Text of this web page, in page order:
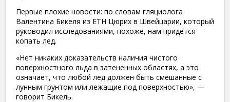
Первые плохие новости: по словам гляциолога
Валентина Бикеля из ETH Цюрих в Швейцарии, который
руководил исследованиями, похоже, нам придется
копать лед.
«Нет никаких доказательств наличия чистого
поверхностного льда в затененных областях, а это
означает, что любой лед должен быть смешанные с
лунным грунтом или лежащие под поверхностью», —
говорит Бикель.